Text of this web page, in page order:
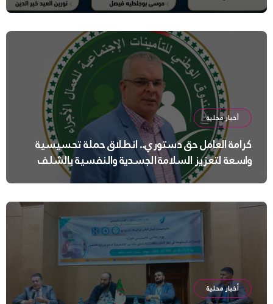
أخبار محلية
كرامة العامل حق دستوري.. انطلاق حملة تحسيسية
واسعة لتعزيز السلامة الجسدية والنفسية بالشلف
أخبار محلية